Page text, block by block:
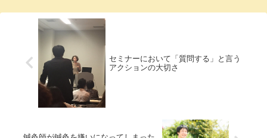
セミナーにおいて「質問する」と言う
アクションの大切さ